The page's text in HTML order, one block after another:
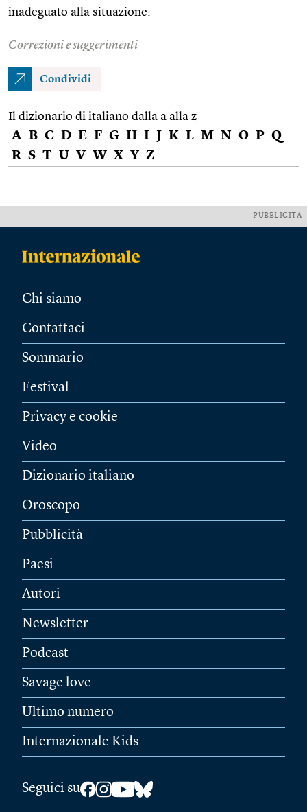
inadeguato alla situazione.
Correzioni e suggerimenti
Condividi
Il dizionario di italiano dalla a alla z
A B C D E F G H I J K L M N O P Q
R S T U V W X Y Z
PUBBLICITÀ
Chi siamo
Contattaci
Sommario
Festival
Privacy e cookie
Video
Dizionario italiano
Oroscopo
Pubblicità
Paesi
Autori
Newsletter
Podcast
Savage love
Ultimo numero
Internazionale Kids
Seguici su